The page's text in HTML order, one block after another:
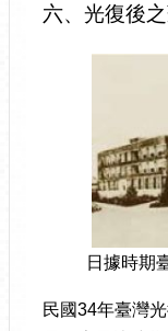
六、光復後
日據時期
民國34年臺灣